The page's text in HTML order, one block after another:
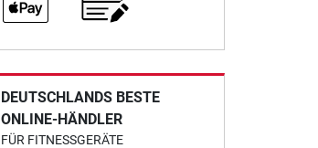
DEUTSCHLANDS BESTE
ONLINE-HÄNDLER
FÜR FITNESSGERÄTE